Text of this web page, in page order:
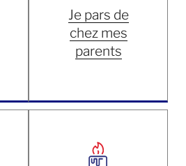
Je pars de
chez mes
parents